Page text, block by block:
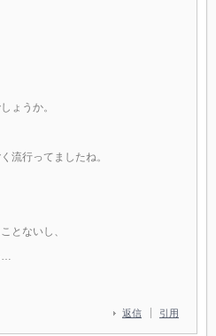
返信 引用
ょうか。
流行ってましたね。
とないし、
…